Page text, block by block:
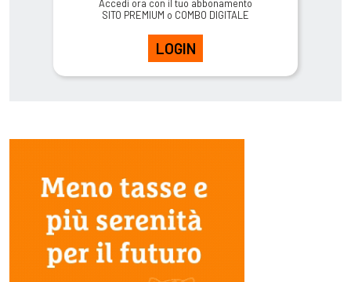
Accedi ora con il tuo abbonamento
SITO PREMIUM o COMBO DIGITALE
LOGIN